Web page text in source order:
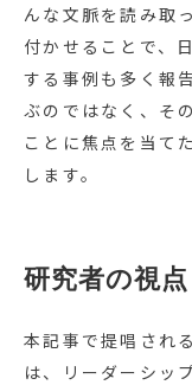
んな文脈を読み取
付かせることで、
する事例も多く報
ぶのではなく、そ
ことに焦点を当て
します。
研究者の視点
本記事で提唱され
は、リーダーシッ